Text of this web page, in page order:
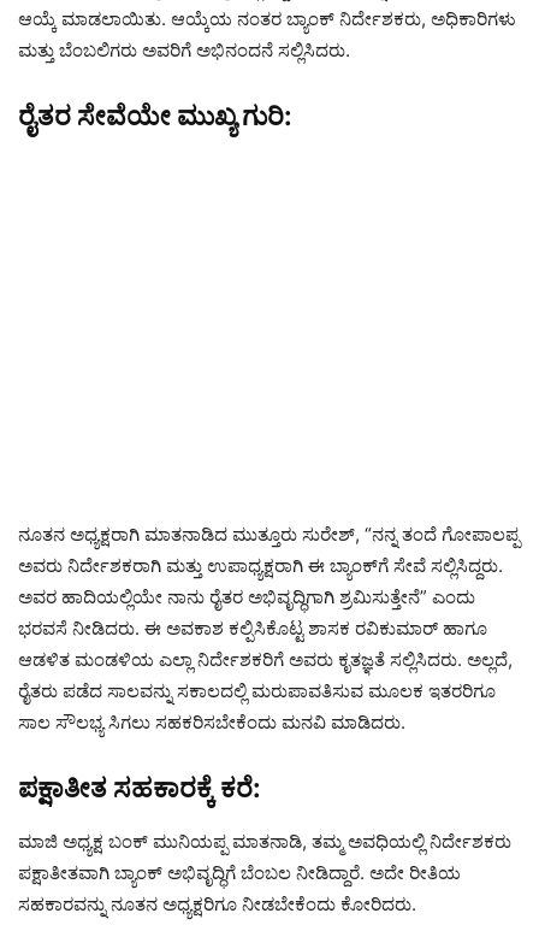
ಆಯ್ಕೆ ಮಾಡಲಾಯಿತು. ಆಯ್ಕೆಯ ನಂತರ ಬ್ಯಾಂಕ್ ನಿರ್ದೇಶಕರು, ಅಧಿಕಾರಿಗಳು
ಮತ್ತು ಬೆಂಬಲಿಗರು ಅವರಿಗೆ ಅಭಿನಂದನೆ ಸಲ್ಲಿಸಿದರು.
ರೈತರ ಸೇವೆಯೇ ಮುಖ್ಯ ಗುರಿ:
ನೂತನ ಅಧ್ಯಕ್ಷರಾಗಿ ಮಾತನಾಡಿದ ಮುತ್ತೂರು ಸುರೇಶ್, “ನನ್ನ ತಂದೆ ಗೋಪಾಲಪ್ಪ
ಅವರು ನಿರ್ದೇಶಕರಾಗಿ ಮತ್ತು ಉಪಾಧ್ಯಕ್ಷರಾಗಿ ಈ ಬ್ಯಾಂಕ್‌ಗೆ ಸೇವೆ ಸಲ್ಲಿಸಿದ್ದರು.
ಅವರ ಹಾದಿಯಲ್ಲಿಯೇ ನಾನು ರೈತರ ಅಭಿವೃದ್ಧಿಗಾಗಿ ಶ್ರಮಿಸುತ್ತೇನೆ” ಎಂದು
ಭರವಸೆ ನೀಡಿದರು. ಈ ಅವಕಾಶ ಕಲ್ಪಿಸಿಕೊಟ್ಟ ಶಾಸಕ ರವಿಕುಮಾರ್ ಹಾಗೂ
ಆಡಳಿತ ಮಂಡಳಿಯ ಎಲ್ಲಾ ನಿರ್ದೇಶಕರಿಗೆ ಅವರು ಕೃತಜ್ಞತೆ ಸಲ್ಲಿಸಿದರು. ಅಲ್ಲದೆ,
ರೈತರು ಪಡೆದ ಸಾಲವನ್ನು ಸಕಾಲದಲ್ಲಿ ಮರುಪಾವತಿಸುವ ಮೂಲಕ ಇತರರಿಗೂ
ಸಾಲ ಸೌಲಭ್ಯ ಸಿಗಲು ಸಹಕರಿಸಬೇಕೆಂದು ಮನವಿ ಮಾಡಿದರು.
ಪಕ್ಷಾತೀತ ಸಹಕಾರಕ್ಕೆ ಕರೆ:
ಮಾಜಿ ಅಧ್ಯಕ್ಷ ಬಂಕ್ ಮುನಿಯಪ್ಪ ಮಾತನಾಡಿ, ತಮ್ಮ ಅವಧಿಯಲ್ಲಿ ನಿರ್ದೇಶಕರು
ಪಕ್ಷಾತೀತವಾಗಿ ಬ್ಯಾಂಕ್ ಅಭಿವೃದ್ಧಿಗೆ ಬೆಂಬಲ ನೀಡಿದ್ದಾರೆ. ಅದೇ ರೀತಿಯ
ಸಹಕಾರವನ್ನು ನೂತನ ಅಧ್ಯಕ್ಷರಿಗೂ ನೀಡಬೇಕೆಂದು ಕೋರಿದರು.